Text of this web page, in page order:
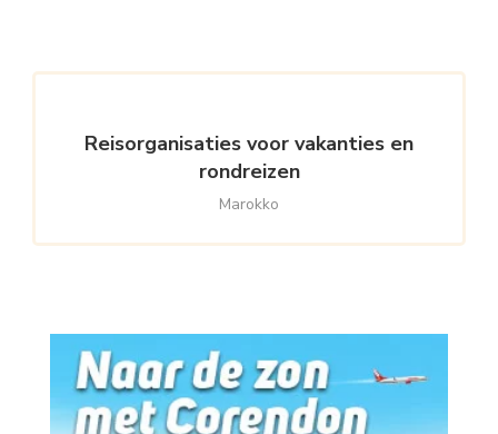
Reisorganisaties voor vakanties en
rondreizen
Marokko